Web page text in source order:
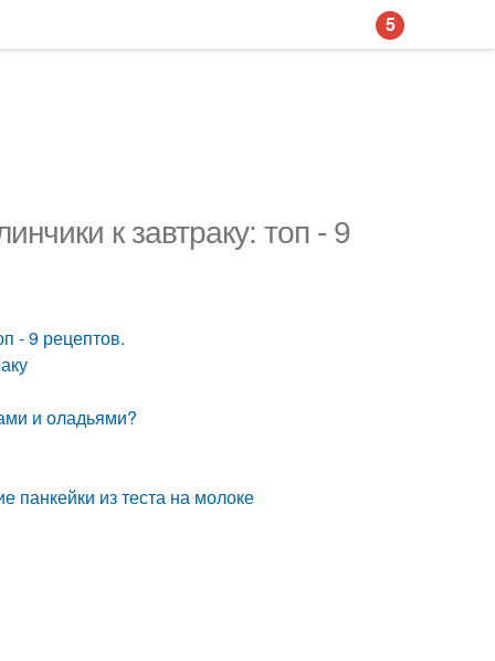
к завтраку: топ - 9
- 9 рецептов.
и оладьями?
панкейки из теста на молоке
5